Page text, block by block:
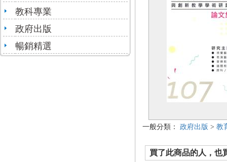
教科專業
政府出版
暢銷精選
一般分類： 政府出版 > 教
買了此商品的人，也